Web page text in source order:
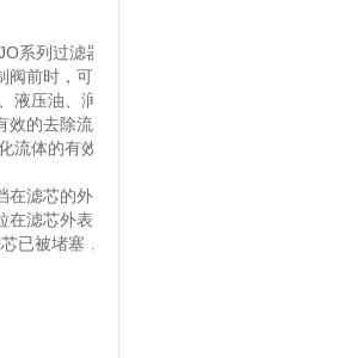
列过滤器适用于在流体中颗粒污染较
前时，可有效地拦截尺寸较大的机
压油、润滑油、以及溶剂油的过滤，
的去除流体中的悬浮物、铁锈等颗粒
流体的有效武器。
滤芯的外面，较大的颗粒沉积到壳体的
滤芯外表面及滤层内部沉积数量的增
已被堵塞，应该更换或清洗。过滤